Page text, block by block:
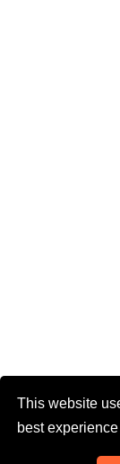
This website
best